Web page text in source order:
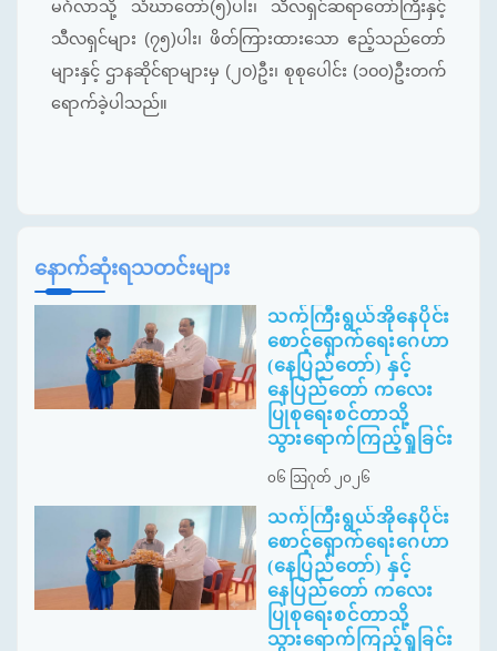
မင်္ဂလာသို့ သံဃာတော်(၅)ပါး၊ သီလရှင်ဆရာတော်ကြီးနှင့်
သီလရှင်များ (၇၅)ပါး၊ ဖိတ်ကြားထားသော ဧည့်သည်တော်
များနှင့် ဌာနဆိုင်ရာများမှ (၂၀)ဦး၊ စုစုပေါင်း (၁၀၀)ဦးတက်
ရောက်ခဲ့ပါသည်။
နောက်ဆုံးရသတင်းများ
သက်ကြီးရွယ်အိုနေပိုင်း
စောင့်ရှောက်ရေးဂေဟာ
(နေပြည်တော်) နှင့်
နေပြည်တော် ကလေး
ပြုစုရေးစင်တာသို့
သွားရောက်ကြည့်ရှုခြင်း
၀၆ ဩဂုတ် ၂၀၂၆
သက်ကြီးရွယ်အိုနေပိုင်း
စောင့်ရှောက်ရေးဂေဟာ
(နေပြည်တော်) နှင့်
နေပြည်တော် ကလေး
ပြုစုရေးစင်တာသို့
သွားရောက်ကြည့်ရှုခြင်း